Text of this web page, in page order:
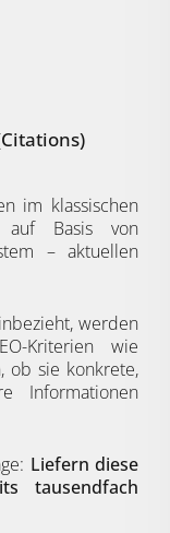
im klassischen
auf Basis von
– aktuellen
werden
Kriterien wie
ob sie konkrete,
Informationen
Liefern diese
tausendfach